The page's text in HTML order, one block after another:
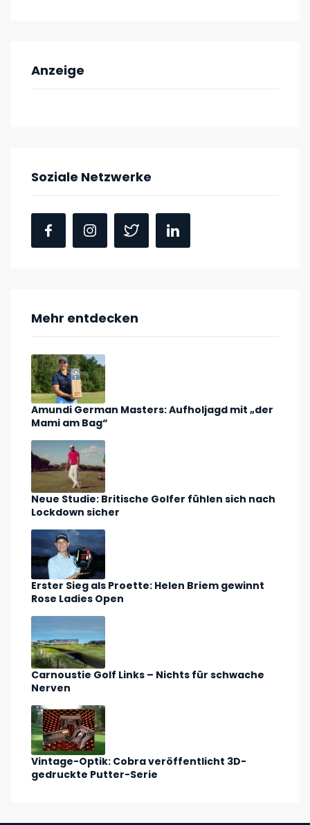
Anzeige
Soziale Netzwerke
Mehr entdecken
Amundi German Masters: Aufholjagd mit „der
Mami am Bag“
Neue Studie: Britische Golfer fühlen sich nach
Lockdown sicher
Erster Sieg als Proette: Helen Briem gewinnt
Rose Ladies Open
Carnoustie Golf Links – Nichts für schwache
Nerven
Vintage-Optik: Cobra veröffentlicht 3D-
gedruckte Putter-Serie